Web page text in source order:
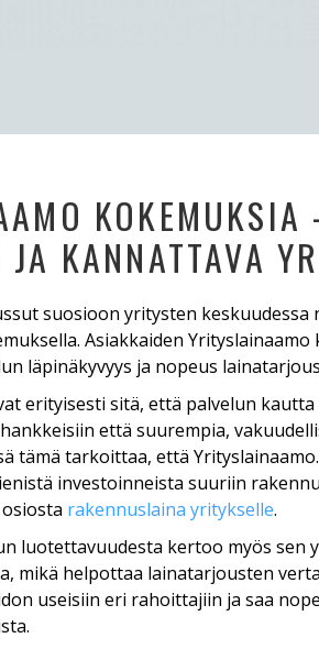
KOKEMUKSIA
JA KANNATTAVA
suosioon yritysten
Asiakkaiden
läpinäkyvyys ja nopeus
erityisesti sitä, että palvelun
että suurempia,
tämä tarkoittaa, että
investoinneista suuriin
rakennuslaina yritykselle.
luotettavuudesta kertoo myös
mikä helpottaa lainatarjousten
useisiin eri rahoittajiin ja saa